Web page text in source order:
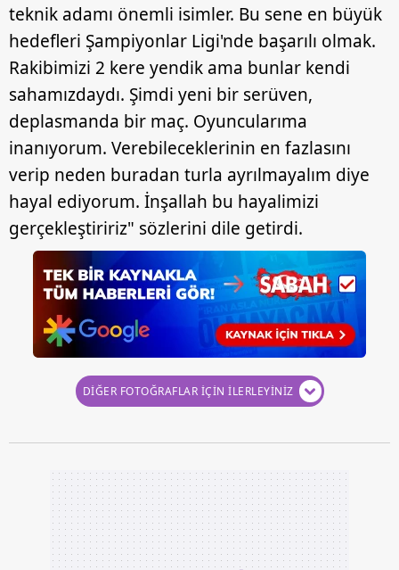
teknik adamı önemli isimler. Bu sene en büyük
hedefleri Şampiyonlar Ligi'nde başarılı olmak.
Rakibimizi 2 kere yendik ama bunlar kendi
sahamızdaydı. Şimdi yeni bir serüven,
deplasmanda bir maç. Oyuncularıma
inanıyorum. Verebileceklerinin en fazlasını
verip neden buradan turla ayrılmayalım diye
hayal ediyorum. İnşallah bu hayalimizi
gerçekleştiririz" sözlerini dile getirdi.
DİĞER FOTOĞRAFLAR İÇİN İLERLEYİNİZ